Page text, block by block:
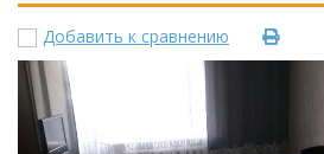
Добавить к сравнению